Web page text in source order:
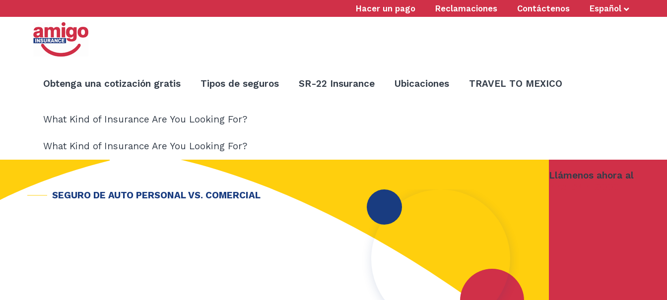
Hacer un pago Reclamaciones Contáctenos Español
Obtenga una cotización gratis Tipos de seguros SR-22 Insurance Ubicaciones TRAVEL TO MEXICO
What Kind of Insurance Are You Looking For?
What Kind of Insurance Are You Looking For?
Llámenos ahora al
SEGURO DE AUTO PERSONAL VS. COMERCIAL